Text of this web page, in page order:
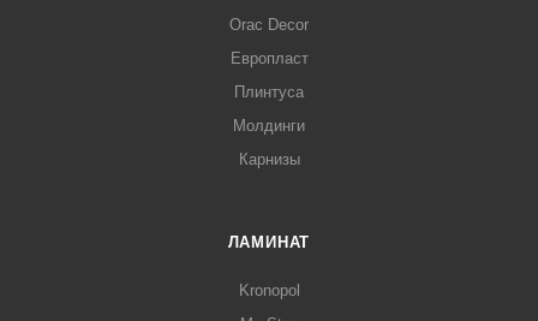
Orac Decor
Европласт
Плинтуса
Молдинги
Карнизы
ЛАМИНАТ
Kronopol